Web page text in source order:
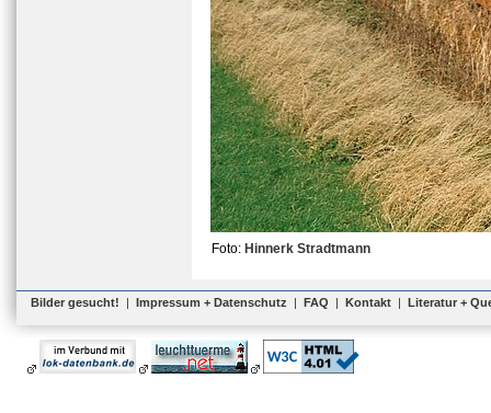
Foto: Hinnerk Stradtmann
Bilder gesucht! | Impressum + Datenschutz | FAQ | Kontakt | Literatur +